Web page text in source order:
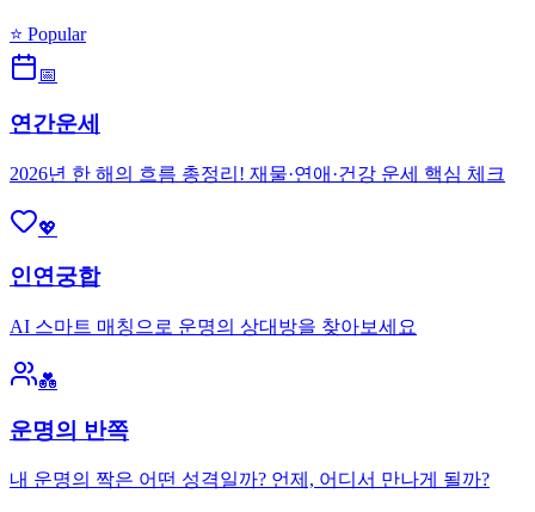
⭐ Popular
📅
연간운세
2026년 한 해의 흐름 총정리! 재물·연애·건강 운세 핵심 체크
💖
인연궁합
AI 스마트 매칭으로 운명의 상대방을 찾아보세요
💑
운명의 반쪽
내 운명의 짝은 어떤 성격일까? 언제, 어디서 만나게 될까?